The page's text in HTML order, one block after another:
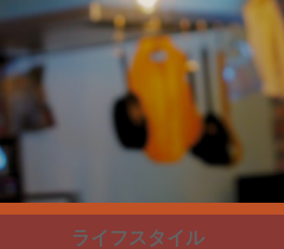
ライフスタイル